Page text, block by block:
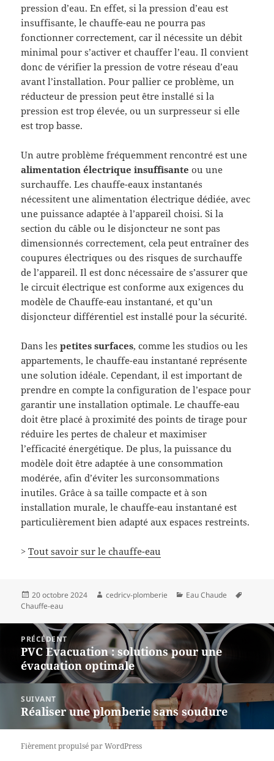
pression d’eau. En effet, si la pression d’eau est
insuffisante, le chauffe-eau ne pourra pas
fonctionner correctement, car il nécessite un débit
minimal pour s’activer et chauffer l’eau. Il convient
donc de vérifier la pression de votre réseau d’eau
avant l’installation. Pour pallier ce problème, un
réducteur de pression peut être installé si la
pression est trop élevée, ou un surpresseur si elle
est trop basse.
Un autre problème fréquemment rencontré est une
alimentation électrique insuffisante ou une
surchauffe. Les chauffe-eaux instantanés
nécessitent une alimentation électrique dédiée, avec
une puissance adaptée à l’appareil choisi. Si la
section du câble ou le disjoncteur ne sont pas
dimensionnés correctement, cela peut entraîner des
coupures électriques ou des risques de surchauffe
de l’appareil. Il est donc nécessaire de s’assurer que
le circuit électrique est conforme aux exigences du
modèle de Chauffe-eau instantané, et qu’un
disjoncteur différentiel est installé pour la sécurité.
Dans lespetites surfaces, comme les studios ou les
appartements, le chauffe-eau instantané représente
une solution idéale. Cependant, il est important de
prendre en compte la configuration de l’espace pour
garantir une installation optimale. Le chauffe-eau
doit être placé à proximité des points de tirage pour
réduire les pertes de chaleur et maximiser
l’efficacité énergétique. De plus, la puissance du
modèle doit être adaptée à une consommation
modérée, afin d’éviter les surconsommations
inutiles. Grâce à sa taille compacte et à son
installation murale, le chauffe-eau instantané est
particulièrement bien adapté aux espaces restreints.
>Tout savoir sur le chauffe-eau
Publié
le
20 octobre 2024 Auteur
cedricv-plomberie Catégories
Eau Chaude
Chauffe-eau
Navigation
l’article
PRÉCÉDENT
Article
précédent :
PVC Evacuation : solutions pour une
évacuation optimale
SUIVANT
Article
suivant :
Réaliser une plomberie sans soudure
Fièrement propulsé par WordPress